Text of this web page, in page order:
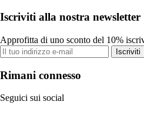
Iscriviti alla nostra newsletter
Approfitta di uno sconto del 10%
Iscriviti
Rimani connesso
Seguici sui social